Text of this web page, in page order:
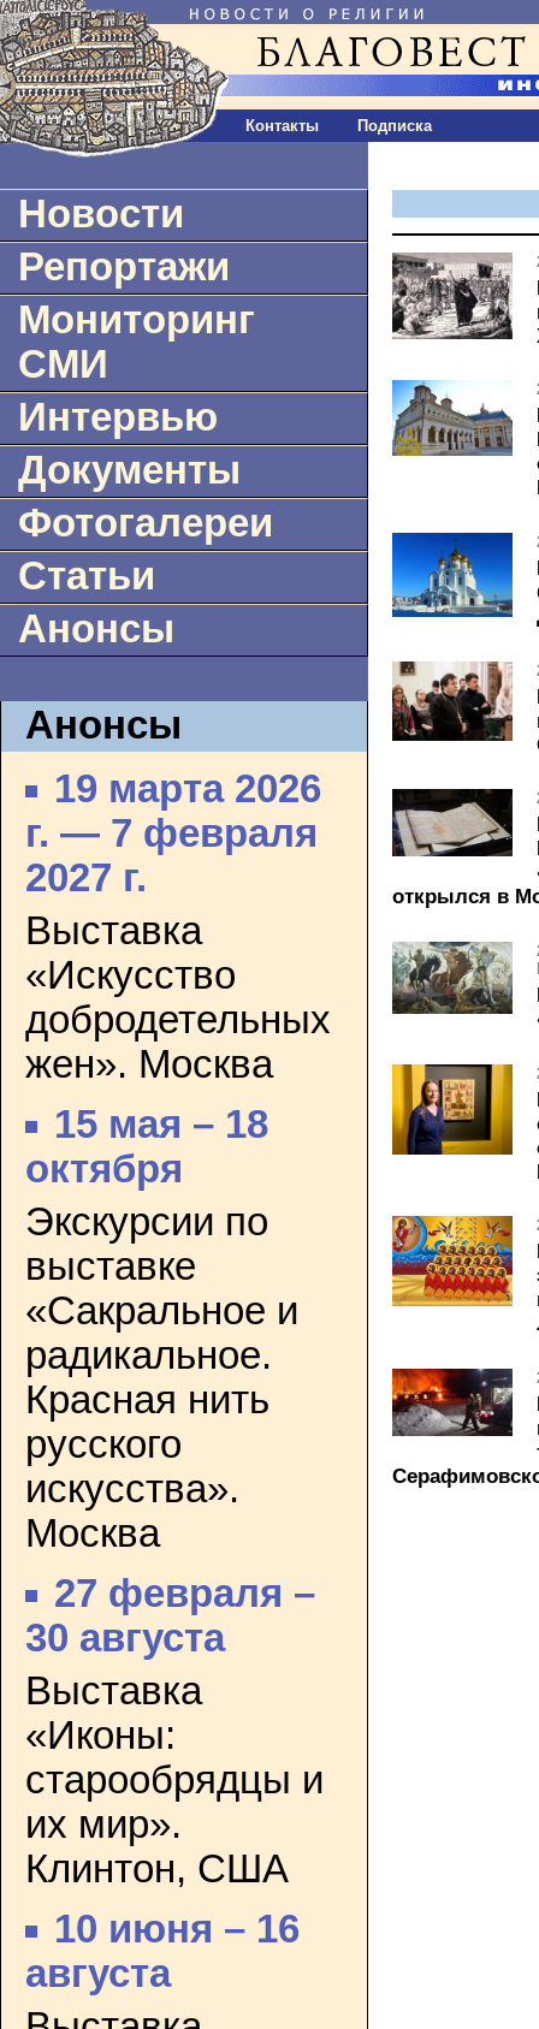
Контакты Подписка
Новости
Репортажи
Мониторинг
СМИ
Интервью
Документы
Фотогалереи
Статьи
Анонсы
Анонсы
19 марта 2026
г. — 7 февраля
2027 г.
Выставка
«Искусство
добродетельных
жен». Москва
15 мая – 18
октября
Экскурсии по
выставке
«Сакральное и
радикальное.
Красная нить
русского
искусства».
Москва
27 февраля –
30 августа
Выставка
«Иконы:
старообрядцы и
их мир».
Клинтон, США
10 июня – 16
августа
открылся в